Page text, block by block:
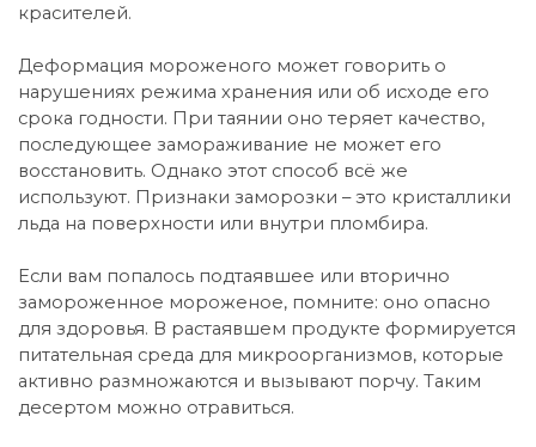
красителей.
Деформация мороженого может говорить о
нарушениях режима хранения или об исходе его
срока годности. При таянии оно теряет качество,
последующее замораживание не может его
восстановить. Однако этот способ всё же
используют. Признаки заморозки – это кристаллики
льда на поверхности или внутри пломбира.
Если вам попалось подтаявшее или вторично
замороженное мороженое, помните: оно опасно
для здоровья. В растаявшем продукте формируется
питательная среда для микроорганизмов, которые
активно размножаются и вызывают порчу. Таким
десертом можно отравиться.